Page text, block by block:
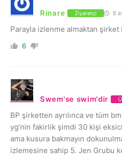
Rinare Ziyaretçi 8
Parayla izlenme almaktan şirket
6
Swem'se swim'dir
BP şirketten ayrılınca ve tüm
yg’nin fakirlik şimdi 30 kişi
ama kusura bakmayın
izlemesine sahip 5. Jen Grubu